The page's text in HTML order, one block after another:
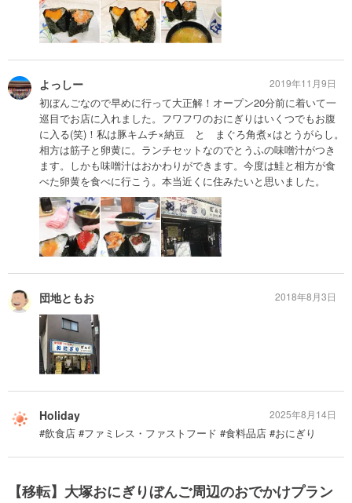
よっしー
初ぼんごなので早めに行って大正解！オープン20分前に着いて一
巡目でお店に入れました。フワフワのおにぎりはいくつでもお腹
に入る(笑)！私は豚キムチ×納豆 と まぐろ角煮×はとうがらし。
相方は筋子と卵黄に。ランチセットなのでとうふの味噌汁がつき
ます。しかも味噌汁はおかわりができます。今度は鮭と相方が食
べた卵黄を食べに行こう。本当近くに住みたいと思いました。
2019年11月9日
団地ともお 2018年8月3日
Holiday
#飲食店 #ファミレス・ファストフード #食料品店 #おにぎり
2025年8月14日
【移転】大塚おにぎりぼんご周辺のおでかけプラン